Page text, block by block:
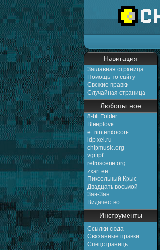
Навигация
Заглавная страница
Помощь по сайту
Свежие правки
Случайная страница
Любопытное
8-bit Folder
Bleeplove
e_nintendocore
idpixel.ru
chipmusic.org
vgmpf
retroscene.org
zxart.ee
Пиксельный Крыс
Двадцать восьмой
Зан-Зан
Видачество
Инструменты
Ссылки сюда
Связанные правки
Спецстраницы